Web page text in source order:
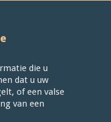
die u
dat u uw
of een valse
van een